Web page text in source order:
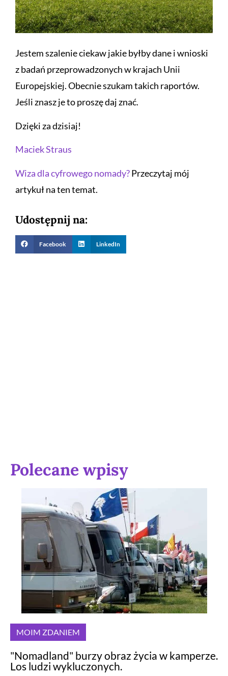
Jestem szalenie ciekaw jakie byłby dane i wnioski
z badań przeprowadzonych w krajach Unii
Europejskiej. Obecnie szukam takich raportów.
Jeśli znasz je to proszę daj znać.
Dzięki za dzisiaj!
Maciek Straus
Wiza dla cyfrowego nomady?Przeczytaj mój
artykuł na ten temat.
Udostępnij na:
Facebook LinkedIn
Polecane wpisy
MOIM ZDANIEM
"Nomadland" burzy obraz życia w kamperze.
Los ludzi wykluczonych.